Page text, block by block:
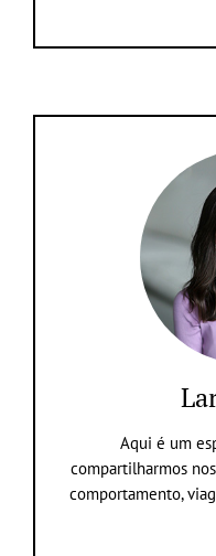
Aqui é um
compartilharmos
comportamento,